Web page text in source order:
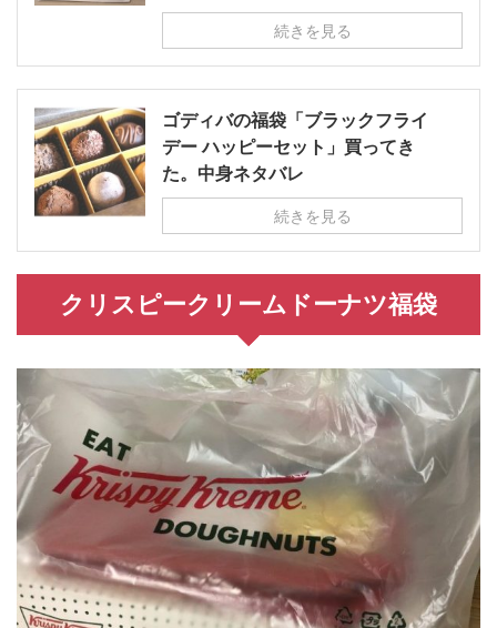
続きを見る
ゴディバの福袋「ブラックフライ
デー ハッピーセット」買ってき
た。中身ネタバレ
続きを見る
クリスピークリームドーナツ福袋